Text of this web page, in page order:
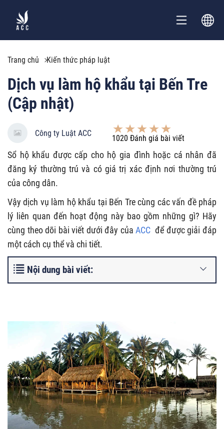
Trang chủ Kiến thức pháp luật
Dịch vụ làm hộ khẩu tại Bến Tre
(Cập nhật)
Công ty Luật ACC
1020 Đánh giá bài viết
Sổ hộ khẩu được cấp cho hộ gia đình hoặc cá nhân đã
đăng ký thường trú và có giá trị xác định nơi thường trú
của công dân.
Vậy dịch vụ làm hộ khẩu tại Bến Tre cùng các vấn đề pháp
lý liên quan đến hoạt động này bao gồm những gì? Hãy
cùng theo dõi bài viết dưới đây củaACC để được giải đáp
một cách cụ thể và chi tiết.
Nội dung bài viết: